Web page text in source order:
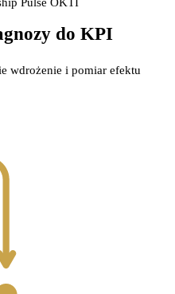
do KPI
wdrożenie i pomiar efektu